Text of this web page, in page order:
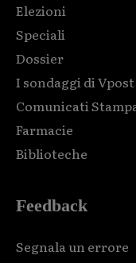
Elezioni
Speciali
Dossier
I sondaggi di Vpost
Comunicati
Farmacie
Biblioteche
Feedback
Segnala un errore